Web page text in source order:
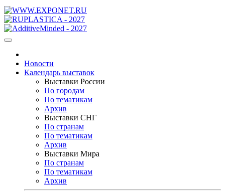
Новости
Календарь выставок
Выставки России
По городам
По тематикам
Архив
Выставки СНГ
По странам
По тематикам
Архив
Выставки Мира
По странам
По тематикам
Архив